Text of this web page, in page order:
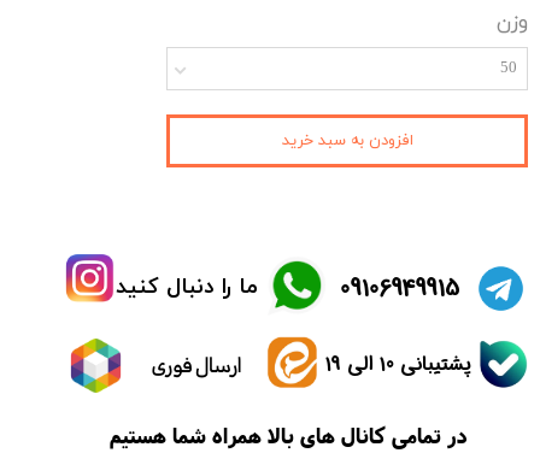
وزن
50
افزودن به سبد خرید
ما را دنبال کنید ​09106949915
ارسال فوری پشتیبانی 10 الی 19
در تمامی کانال های بالا همراه شما هستیم